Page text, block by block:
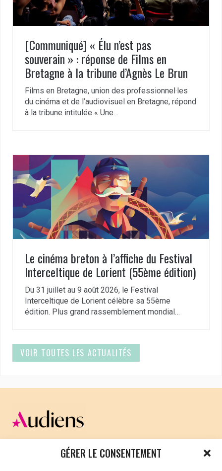
GÉRER LE CONSENTEMENT
[Communiqué] « Élu n’est pas
souverain » : réponse de Films en
Bretagne à la tribune d’Agnès Le Brun
Films en Bretagne, union des professionnel·les
du cinéma et de l’audiovisuel en Bretagne, répond
à la tribune intitulée « Une…
Le cinéma breton à l’affiche du Festival
Interceltique de Lorient (55ème édition)
Du 31 juillet au 9 août 2026, le Festival
Interceltique de Lorient célèbre sa 55ème
édition. Plus grand rassemblement mondial…
VOIR TOUTES LES ACTUALITÉS
CELLULE D’ÉCOUTE ET DE SOUTIEN PSYCHOLOGIQUE ET